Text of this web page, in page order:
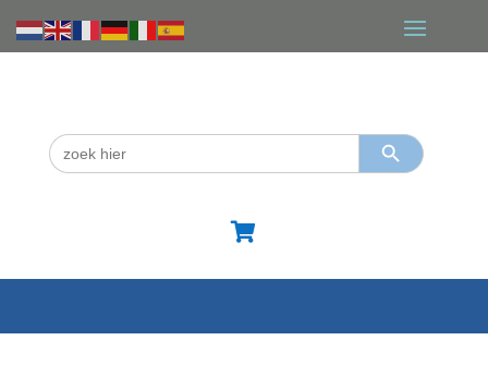
Zoek
naar:
Zoekknop
